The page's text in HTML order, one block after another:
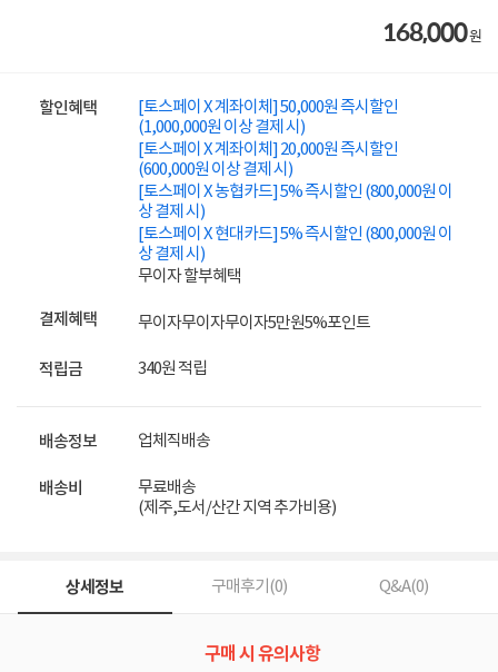
168,000원
할인혜택
[토스페이 X 계좌이체] 50,000원 즉시할인
(1,000,000원 이상 결제 시)
[토스페이 X 계좌이체] 20,000원 즉시할인
(600,000원 이상 결제 시)
[토스페이 X 농협카드] 5% 즉시할인 (800,000원 이
상 결제 시)
[토스페이 X 현대카드] 5% 즉시할인 (800,000원 이
상 결제 시)
무이자 할부혜택
결제혜택 무이자무이자무이자5만원5%포인트
적립금 340원 적립
배송정보 업체직배송
배송비
무료배송
(제주,도서/산간 지역 추가비용)
상세정보 구매후기(0) Q&A(0)
구매 시 유의사항